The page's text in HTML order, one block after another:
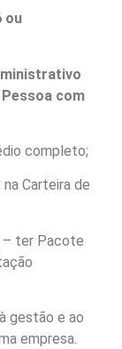
ou
com
completo;
Carteira de
– ter Pacote
gestão e ao
empresa.